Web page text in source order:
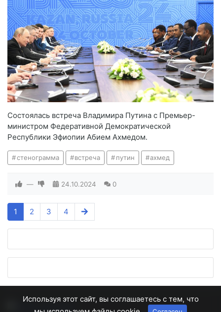
Состоялась встреча Владимира Путина с Премьер-
министром Федеративной Демократической
Республики Эфиопии Абием Ахмедом.
стенограмма встреча путин ахмед
— 24.10.2024 0
1 2 3 4
Используя этот сайт, вы соглашаетесь с тем, что